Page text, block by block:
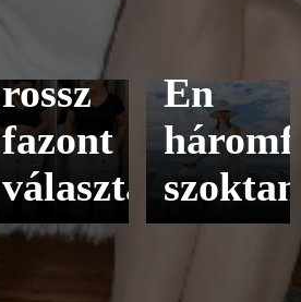
méretet,
rossz
fazont
választasz
Én